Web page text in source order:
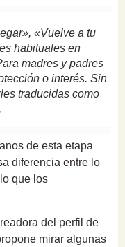
«Vuelve a tu
habituales en
madres y padres
o interés. Sin
traducidas como
de esta etapa
diferencia entre lo
que los
del perfil de
mirar algunas